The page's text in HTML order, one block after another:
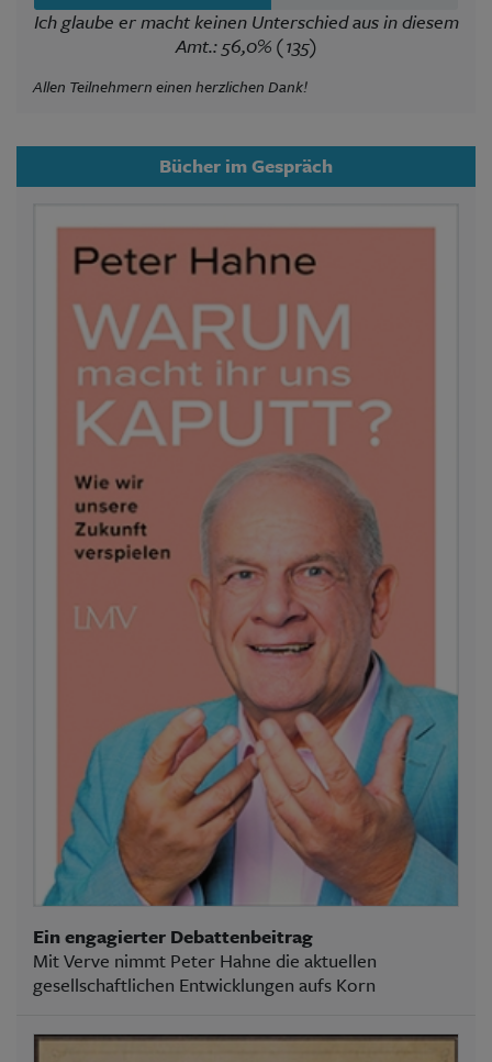
Ich glaube er macht keinen Unterschied aus in diesem
Amt.: 56,0% (135)
Allen Teilnehmern einen herzlichen Dank!
Bücher im Gespräch
Ein engagierter Debattenbeitrag
Mit Verve nimmt Peter Hahne die aktuellen
gesellschaftlichen Entwicklungen aufs Korn